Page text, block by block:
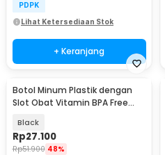
PDPK
Lihat Ketersediaan Stok
+ Keranjang
Botol Minum Plastik dengan
Slot Obat Vitamin BPA Free
Black
Rp27.100
Rp51.900 48%